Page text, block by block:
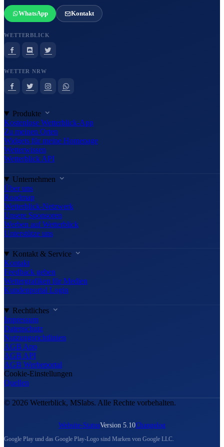
WhatsApp Kontakt
WETTERBLICK
WETTER NRW
Produkte
Kostenlose Wetterblick-App
Zu meinen Orten
Widgets für meine Homepage
Wetterwissen
Wetterblick API
Unternehmen
Über uns
Roadmap
Wetterblick-Netzwerk
Unsere Sponsoren
Werben auf Wetterblick
Unterstütze uns
Kontakt & Service
Kontakt
Feedback geben
Wettergrafiken für Medien
Kundenportal Login
Rechtliches
Impressum
Datenschutz
Nutzungsrichtlinien
AGB App
AGB API
AGB Werbeportal
Cookie-Einstellungen
Quellen
© 2026 Wetterblick, MSlabs. Alle Rechte vorbehalten.
Website-StatusVersion 5.10Changelog
Google Play und das Google Play-Logo sind Marken von Google LLC.